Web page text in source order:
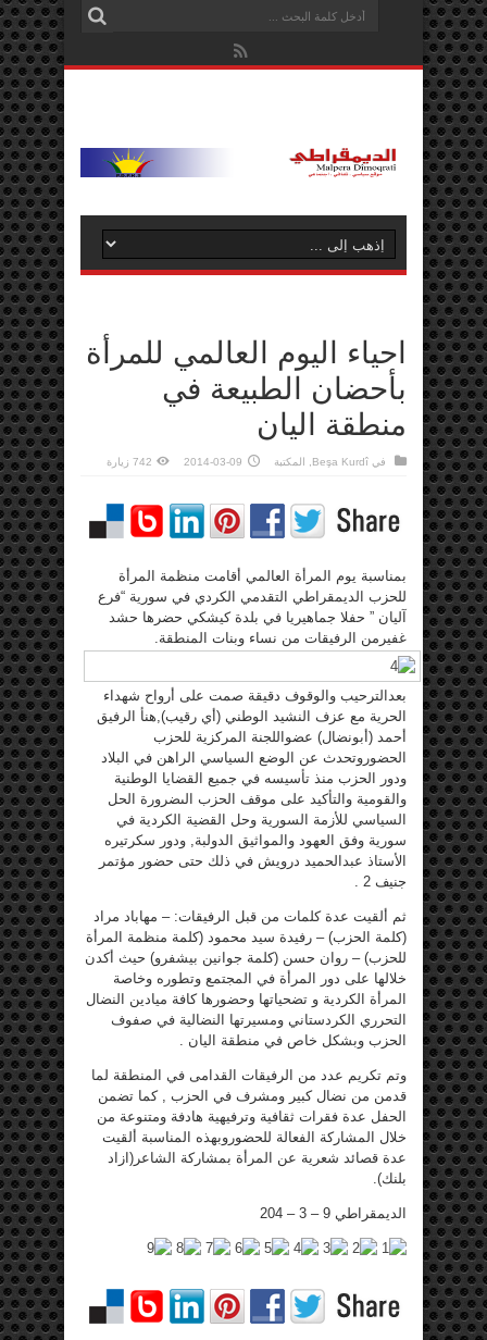
احياء اليوم العالمي للمرأة
بأحضان الطبيعة في
منطقة اليان
في Beşa Kurdî المكتبة 2014-03-09 742 زيارة
بمناسبة يوم المرأة العالمي أقامت منظمة المرأة
للحزب الديمقراطي التقدمي الكردي في سورية “فرع
آليان ” حفلا جماهيريا في بلدة كيشكي حضرها حشد
غفيرمن الرفيقات من نساء وبنات المنطقة.
بعدالترحيب والوقوف دقيقة صمت على أرواح شهداء
الحرية مع عزف النشيد الوطني (أي رقيب),هنأ الرفيق
أحمد (أبونضال) عضواللجنة المركزية للحزب
الحضوروتحدث عن الوضع السياسي الراهن في البلاد
ودور الحزب منذ تأسيسه في جميع القضايا الوطنية
والقومية والتأكيد على موقف الحزب الىضرورة الحل
السياسي للأزمة السورية وحل القضية الكردية في
سورية وفق العهود والمواثيق الدولبة, ودور سكرتيره
الأستاذ عبدالحميد درويش في ذلك حتى حضور مؤتمر
جنيف 2 .
ثم ألقيت عدة كلمات من قبل الرفيقات: – مهاباد مراد
(كلمة الحزب) – رفيدة سيد محمود (كلمة منظمة المرأة
للحزب) – روان حسن (كلمة جوانين بيشفرو) حيث أكدن
خلالها على دور المرأة في المجتمع وتطوره وخاصة
المرأة الكردية و تضحياتها وحضورها كافة ميادين النضال
التحرري الكردستاني ومسيرتها النضالية في صفوف
الحزب وبشكل خاص في منطقة اليان .
وتم تكريم عدد من الرفيقات القدامى في المنطقة لما
قدمن من نضال كبير ومشرف في الحزب , كما تضمن
الحفل عدة فقرات ثقافية وترفيهية هادفة ومتنوعة من
خلال المشاركة الفعالة للحضوروبهذه المناسبة ألقيت
عدة قصائد شعرية عن المرأة بمشاركة الشاعر(ازاد
بلنك).
الديمقراطي 9 – 3 – 204